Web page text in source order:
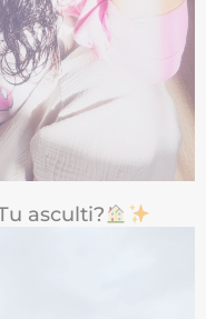
asculti?